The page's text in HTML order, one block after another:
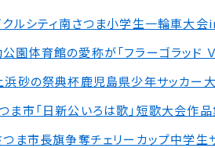
ルシティ南さつま小学生一輪車大会
園体育館の愛称が「フラーゴラッド
砂の祭典杯鹿児島県少年サッカー
ま市「日新公いろは歌」短歌大会作
ま市長旗争奪チェリーカップ中学生